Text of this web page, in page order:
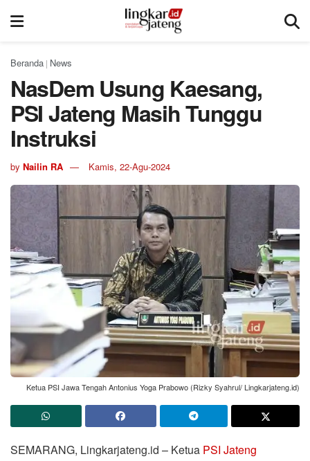
Beranda | News
NasDem Usung Kaesang,
PSI Jateng Masih Tunggu
Instruksi
by Nailin RA Kamis, 22-Agu-2024
Ketua PSI Jawa Tengah Antonius Yoga Prabowo (Rizky Syahrul/ Lingkarjateng.id)
SEMARANG, Lingkarjateng.id – Ketua PSI Jateng